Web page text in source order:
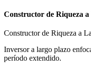
Constructor de Riqueza
Constructor de Riqueza a
Inversor a largo plazo
período extendido.